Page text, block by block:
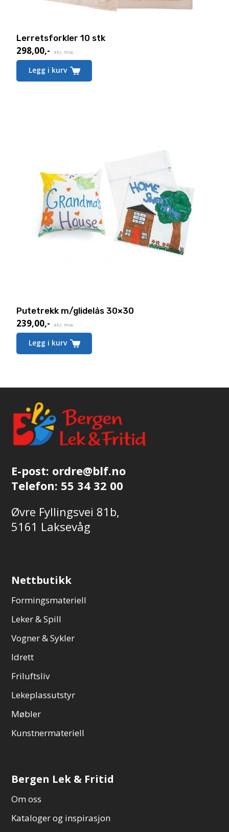
Lerretsforkler 10 stk
298,00,- eks. mva.
Legg i kurv
Putetrekk m/glidelås 30×30
239,00,- eks. mva.
Legg i kurv
E-post: ordre@blf.no
Telefon: 55 34 32 00
Øvre Fyllingsvei 81b,
5161 Laksevåg
Nettbutikk
Formingsmateriell
Leker & Spill
Vogner & Sykler
Idrett
Friluftsliv
Lekeplassutstyr
Møbler
Kunstnermateriell
Bergen Lek & Fritid
Om oss
Kataloger og inspirasjon